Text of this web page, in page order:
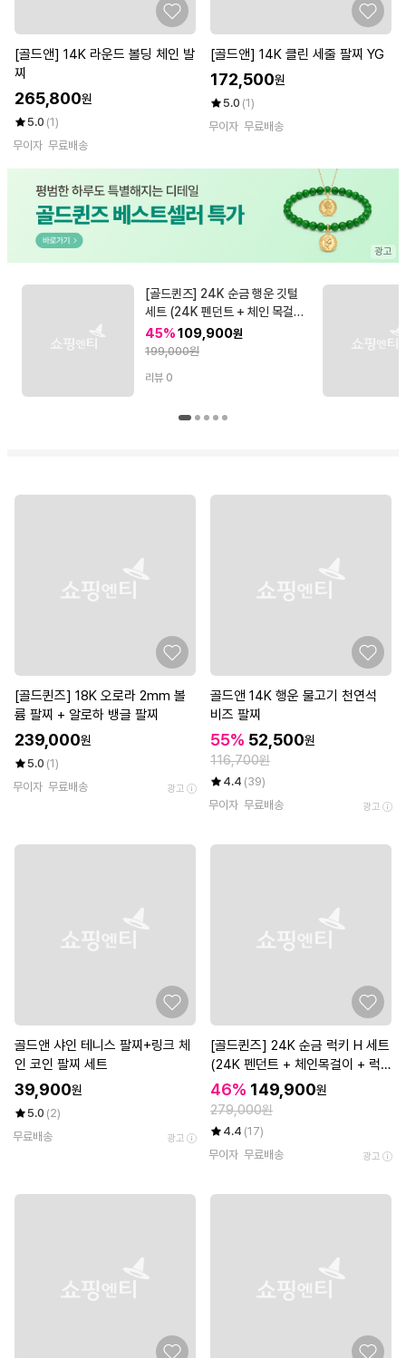
[골드앤] 14K 라운드 볼딩 체인 발
찌
265,800원
5.0 (1)
무이자 무료배송
[골드앤] 14K 클린 세줄 팔찌 YG
172,500원
5.0 (1)
무이자 무료배송
[골드퀸즈] 24K 순금 행운 깃털
세트 (24K 펜던트 + 체인 목걸이
+ 엘리자베스 코인 세트)
45%109,900원
199,000원
리뷰 0
[골드퀸즈] 18K 오로라 2mm 볼
륨 팔찌 + 알로하 뱅글 팔찌
239,000원
5.0 (1)
무이자 무료배송 광고
골드앤 14K 행운 물고기 천연석
비즈 팔찌
55% 52,500원
116,700원
4.4 (39)
무이자 무료배송 광고
골드앤 샤인 테니스 팔찌+링크 체
인 코인 팔찌 세트
39,900원
5.0 (2)
무료배송
광고
[골드퀸즈] 24K 순금 럭키 H 세트
(24K 펜던트 + 체인목걸이 + 럭
키참 볼륨 앵커 팔찌) (7/1~8/31)
46% 149,900원
279,000원
4.4 (17)
무이자 무료배송 광고